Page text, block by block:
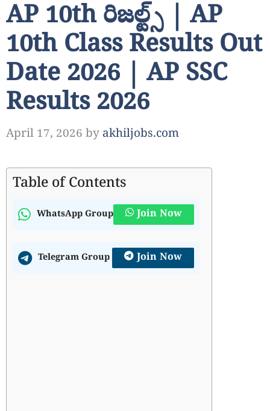
AP 10th రిజల్ట్స్ | AP
10th Class Results Out
Date 2026 | AP SSC
Results 2026
April 17, 2026 by akhiljobs.com
Table of Contents
WhatsApp Group Join Now
Telegram Group Join Now